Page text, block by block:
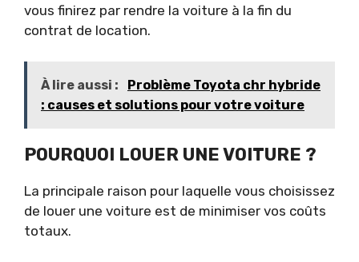
vous finirez par rendre la voiture à la fin du
contrat de location.
À lire aussi :
Problème Toyota chr hybride
: causes et solutions pour votre voiture
POURQUOI LOUER UNE VOITURE ?
La principale raison pour laquelle vous choisissez
de louer une voiture est de minimiser vos coûts
totaux.